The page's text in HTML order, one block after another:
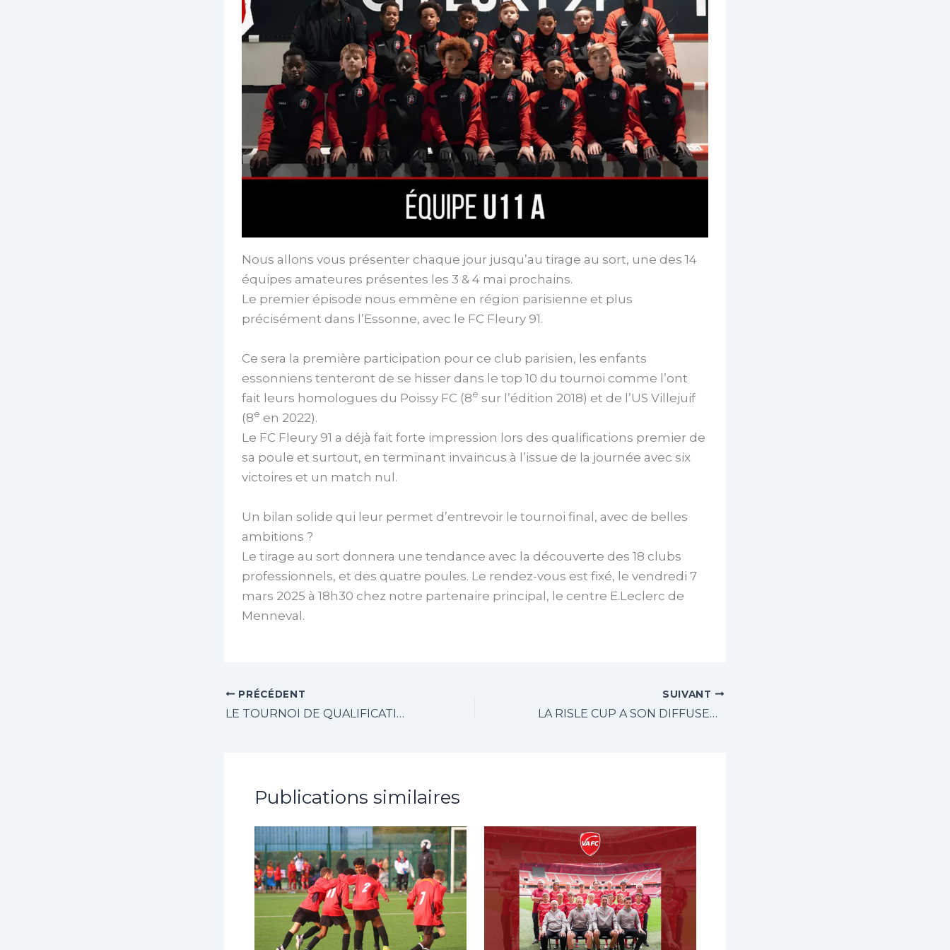
Nous allons vous présenter chaque jour jusqu’au tirage au sort, une des 14
équipes amateures présentes les 3 & 4 mai prochains.
Le premier épisode nous emmène en région parisienne et plus
précisément dans l’Essonne, avec le FC Fleury 91.
Ce sera la première participation pour ce club parisien, les enfants
essonniens tenteront de se hisser dans le top 10 du tournoi comme l’ont
fait leurs homologues du Poissy FC (8e sur l’édition 2018) et de l’US Villejuif
(8e en 2022).
Le FC Fleury 91 a déjà fait forte impression lors des qualifications premier de
sa poule et surtout, en terminant invaincus à l’issue de la journée avec six
victoires et un match nul.
Un bilan solide qui leur permet d’entrevoir le tournoi final, avec de belles
ambitions ?
Le tirage au sort donnera une tendance avec la découverte des 18 clubs
professionnels, et des quatre poules. Le rendez-vous est fixé, le vendredi 7
mars 2025 à 18h30 chez notre partenaire principal, le centre E.Leclerc de
Menneval.
PRÉCÉDENT
LE TOURNOI DE QUALIFICATION DE LA RISLE CUP A RENDU SON VERDICT
SUIVANT
LA RISLE CUP A SON DIFFUSEUR : BFM NORMANDIE
Publications similaires